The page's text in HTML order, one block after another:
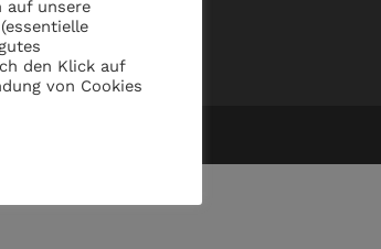
|ANB
auf unsere
den Klick auf
von Cookies